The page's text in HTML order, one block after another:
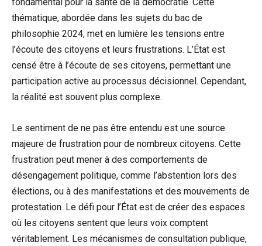
thématique, abordée dans les sujets du bac de
philosophie 2024, met en lumière les tensions entre
l’écoute des citoyens et leurs frustrations. L’État est
censé être à l’écoute de ses citoyens, permettant une
participation active au processus décisionnel. Cependant,
la réalité est souvent plus complexe.
Le sentiment de ne pas être entendu est une source
majeure de frustration pour de nombreux citoyens. Cette
frustration peut mener à des comportements de
désengagement politique, comme l’abstention lors des
élections, ou à des manifestations et des mouvements de
protestation. Le défi pour l’État est de créer des espaces
où les citoyens sentent que leurs voix comptent
véritablement. Les mécanismes de consultation publique,